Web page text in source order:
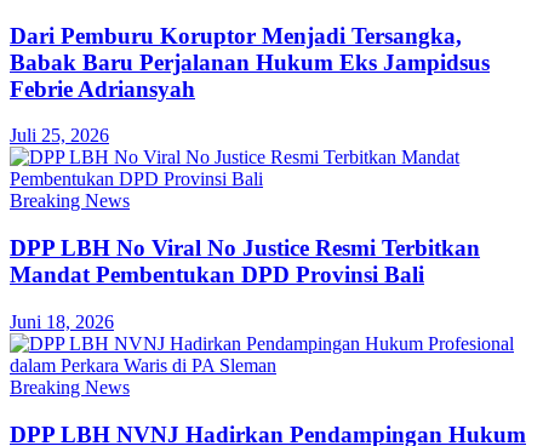
Dari Pemburu Koruptor Menjadi Tersangka,
Babak Baru Perjalanan Hukum Eks Jampidsus
Febrie Adriansyah
Juli 25, 2026
Breaking News
DPP LBH No Viral No Justice Resmi Terbitkan
Mandat Pembentukan DPD Provinsi Bali
Juni 18, 2026
Breaking News
DPP LBH NVNJ Hadirkan Pendampingan Hukum